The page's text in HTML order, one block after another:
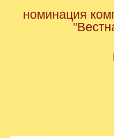
номинация